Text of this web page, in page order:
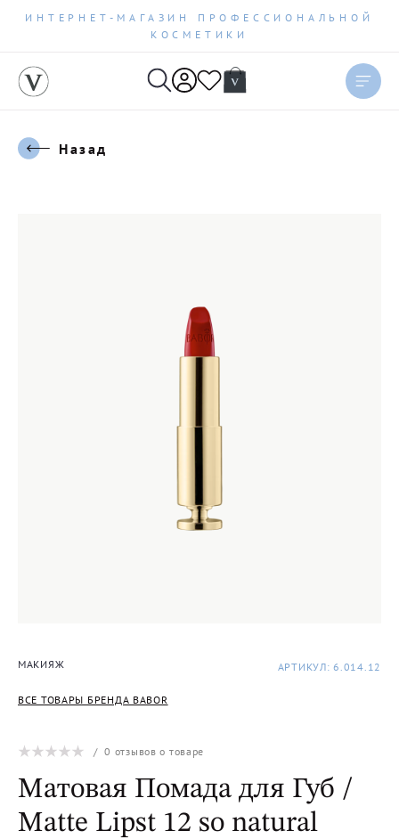
ИНТЕРНЕТ-МАГАЗИН ПРОФЕССИОНАЛЬНОЙ
КОСМЕТИКИ
Назад
МАКИЯЖ
ВСЕ ТОВАРЫ БРЕНДА BABOR
АРТИКУЛ: 6.014.12
/0 отзывов о товаре
Матовая Помада для Губ /
Matte Lipst 12 so natural